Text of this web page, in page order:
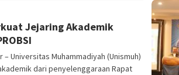
Jejaring Akademik
Universitas Muhammadiyah (Unismuh)
dari penyelenggaraan Rapat